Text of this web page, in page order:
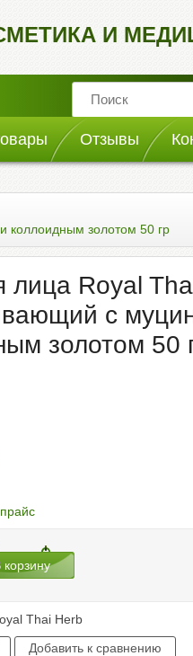
И
Отзывы
коллоидным золотом 50 гр
лица Royal
с
золотом 50
Thai Herb